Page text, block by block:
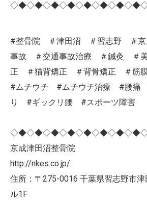
#整骨院 ＃津田沼 ＃習志野 ＃京
事故 ＃交通事故治療 ＃鍼灸 ＃
正 ＃猫背矯正 ＃背骨矯正 ＃筋
#ムチウチ #ムチウチ治療 #腰
り #ギックリ腰 #スポーツ障害
京成津田沼整骨院
http://nkes.co.jp/
住所：〒275-0016 千葉県習志野市
ル1F